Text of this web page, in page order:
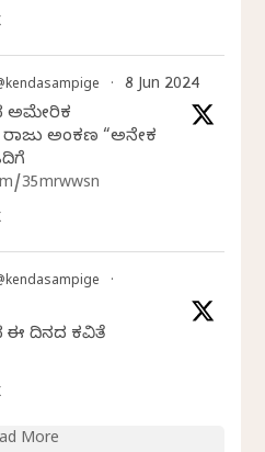
· 8 Jun 2024
ಅಮೇರಿಕ
ಅಂಕಣ “ಅನೇಕ
35mrwwsn
·
ಈ ದಿನದ ಕವಿತೆ
More